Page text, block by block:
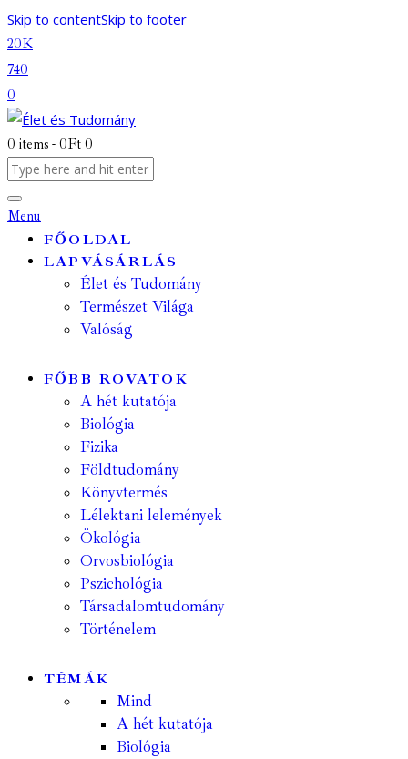
Skip to contentSkip to footer
20K
740
0
0 items - 0Ft 0
Menu
FŐOLDAL
LAPVÁSÁRLÁS
Élet és Tudomány
Természet Világa
Valóság
FŐBB ROVATOK
A hét kutatója
Biológia
Fizika
Földtudomány
Könyvtermés
Lélektani lelemények
Ökológia
Orvosbiológia
Pszichológia
Társadalomtudomány
Történelem
TÉMÁK
Mind
A hét kutatója
Biológia